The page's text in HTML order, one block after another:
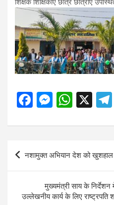
शिक्षक शिक्षिकाएं छात्र छात्राएं
F
ce
o
k
M
se
n
g
er
W
at
s
A
p
p
X
Post
navigation
नशामुक्त अभियान देश को खुशहाल
मुख्यमंत्री साय के
उल्लेखनीय कार्य के लिए राष्ट्रपति